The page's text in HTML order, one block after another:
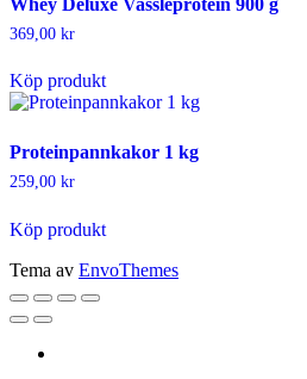
369,00 kr
Köp produkt
Proteinpannkakor 1 kg
259,00 kr
Köp produkt
Tema av EnvoThemes